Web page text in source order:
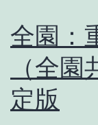
全園：
（全
定版